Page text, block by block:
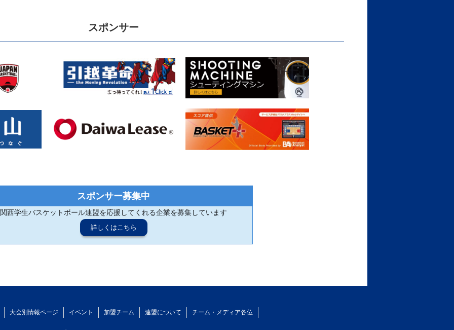
スポンサー
スポンサー募集中
関西学生バスケットボール連盟を応援してくれる企業を募集しています
詳しくはこちら
大会別情報ページ イベント 加盟チーム 連盟について チーム・メディア各位